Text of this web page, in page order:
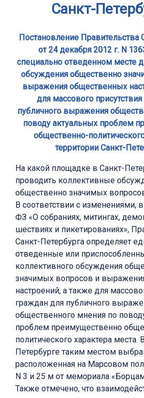
Санкт-
Постановление Правительства
от 24 декабря 2012 г. N
специально отведенном месте
обсуждения общественно
выражения общественных
для массового
публичного выражения
поводу актуальных проблем
общественно-
территории Санкт-
На какой площадке в Санкт-
проводить коллективные
общественно значимых
В соответствии с изменениями,
ФЗ «О собраниях, митингах,
шествиях и пикетированиях»,
Санкт-Петербурга определяет
отведенные или
коллективного обсуждения
значимых вопросов и
настроений, а также для
граждан для публичного
общественного мнения по
проблем преимущественно
политического характера места.
Петербурге таким местом
расположенная на Марсовом
N 3 и 25 м от мемориала
Также отмечено, что